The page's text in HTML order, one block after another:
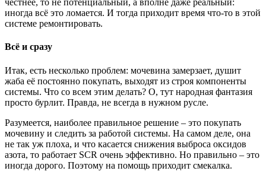
честнее, то не потенциальный, а вполне даже реальный:
иногда всё это ломается. И тогда приходит время что-то в этой
системе ремонтировать.
Всё и сразу
Итак, есть несколько проблем: мочевина замерзает, душит
жаба её постоянно покупать, выходят из строя компоненты
системы. Что со всем этим делать? О, тут народная фантазия
просто бурлит. Правда, не всегда в нужном русле.
Разумеется, наиболее правильное решение – это покупать
мочевину и следить за работой системы. На самом деле, она
не так уж плоха, и что касается снижения выброса оксидов
азота, то работает SCR очень эффективно. Но правильно – это
иногда дорого. Поэтому на помощь приходит смекалка.